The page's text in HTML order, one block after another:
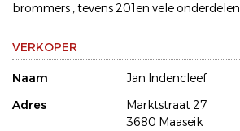
brommers , tevens 201en vele onderdelen
VERKOPER
Naam
Jan Indencleef
Adres
Marktstraat 27
3680 Maaseik